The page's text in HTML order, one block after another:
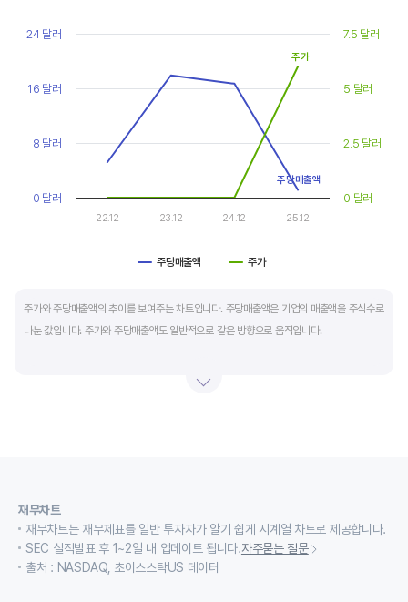
Chart
Line chart with 2 lines.
The chart has 2 Y axes displaying values, and values.
주당매출액 주가
22.12 23.12 24.12 25.12
0 달러
8 달러
16 달러
24 달러
0 달러
2.5 달러
5 달러
7.5 달러
주당매출액
주가
주가와 주당매출액의 추이를 보여주는 차트입니다. 주당매출액은 기업의 매출액을 주식수로
나눈 값입니다. 주가와 주당매출액도 일반적으로 같은 방향으로 움직입니다.
재무차트
재무차트는 재무제표를 일반 투자자가 알기 쉽게 시계열 차트로 제공합니다.
SEC 실적발표 후 1~2일 내 업데이트 됩니다.자주묻는 질문
출처 : NASDAQ, 초이스스탁US 데이터